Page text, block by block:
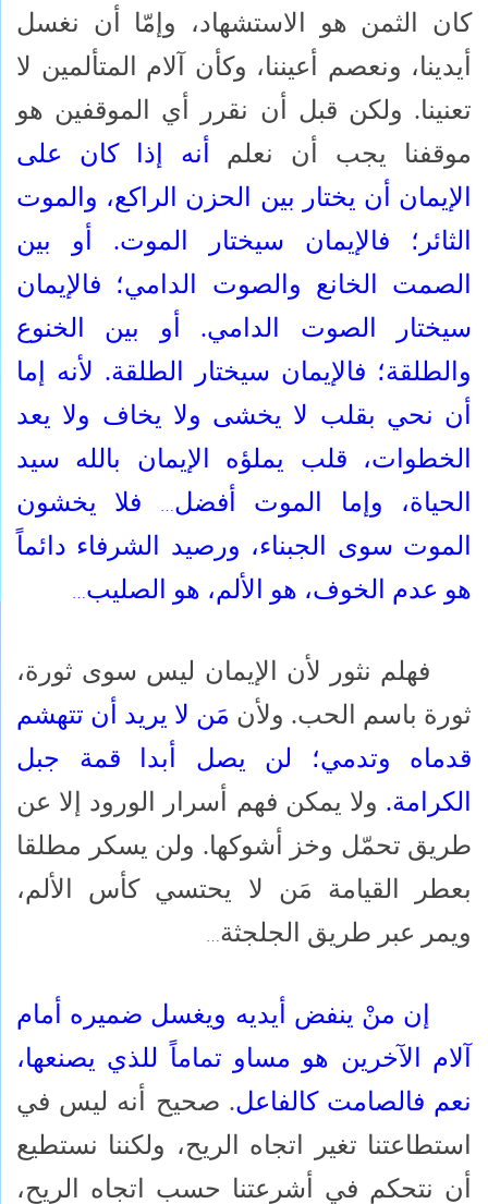
كان الثمن هو الاستشهاد، وإمّا أن نغسل
أيدينا، ونعصم أعيننا، وكأن آلام المتألمين لا
تعنينا. ولكن قبل أن نقرر أي الموقفين هو
موقفنا يجب أن نعلم
أنه إذا كان على
الإيمان أن يختار بين الحزن الراكع، والموت
الثائر؛ فالإيمان سيختار الموت. أو بين
الصمت الخانع والصوت الدامي؛ فالإيمان
سيختار الصوت الدامي. أو بين الخنوع
والطلقة؛ فالإيمان سيختار الطلقة. لأنه إما
أن نحي بقلب لا يخشى ولا يخاف ولا يعد
الخطوات، قلب يملؤه الإيمان بالله سيد
الحياة، وإما الموت أفضل…
فلا يخشون
الموت سوى الجبناء، ورصيد الشرفاء دائماً
هو عدم الخوف، هو الألم، هو الصليب…
فهلم نثور لأن الإيمان ليس سوى ثورة،
ثورة باسم الحب. ولأن مَن لا يريد أن تتهشم
قدماه وتدمي؛ لن يصل أبدا قمة جبل
الكرامة. ولا يمكن فهم أسرار الورود إلا عن
طريق تحمّل وخز أشوكها. ولن يسكر مطلقا
بعطر القيامة مَن لا يحتسي كأس الألم،
ويمر عبر طريق الجلجثة…
إن منْ ينفض أيديه ويغسل ضميره أمام
آلام الآخرين هو مساو تماماً للذي يصنعها،
نعم فالصامت كالفاعل. صحيح أنه ليس في
استطاعتنا تغير اتجاه الريح، ولكننا نستطيع
أن نتحكم في أشرعتنا حسب اتجاه الريح،